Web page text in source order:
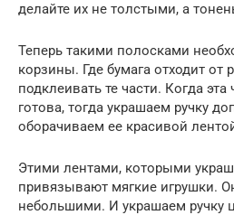
делайте их не толстыми, а
Теперь такими полосками
корзины. Где бумага отходит от
подклеивать те части. Когда эта
готова, тогда украшаем ручку
оборачиваем ее красивой
Этими лентами, которыми
привязывают мягкие игрушки.
небольшими. И украшаем ручку